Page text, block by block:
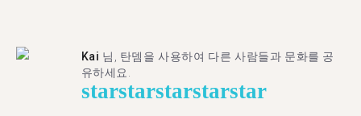
Kai 님, 탄뎀을 사용하여 다른 사람들과 문화를 공
유하세요.
starstarstarstarstar